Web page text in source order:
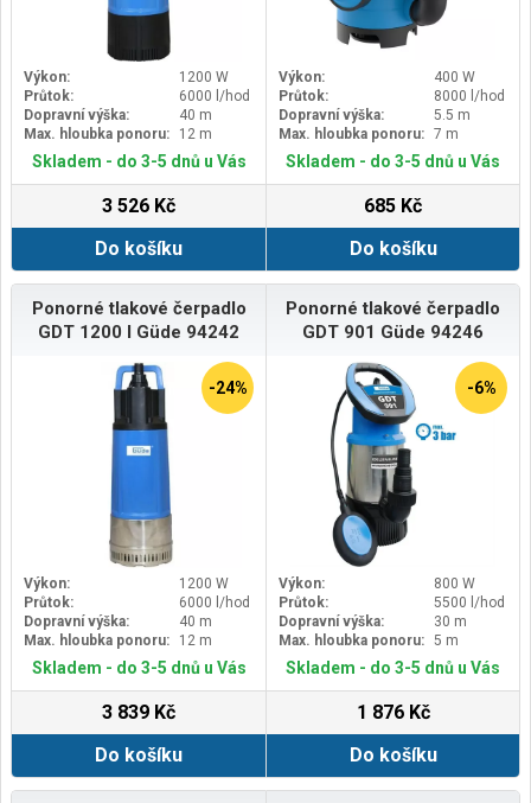
Výkon:
1200 W
Průtok:
6000 l/hod
Dopravní výška:
40 m
Max. hloubka ponoru:
12 m
Skladem - do 3-5 dnů u Vás
3 526 Kč
Do košíku
Výkon:
400 W
Průtok:
8000 l/hod
Dopravní výška:
5.5 m
Max. hloubka ponoru: 7 m
Skladem - do 3-5 dnů u Vás
685 Kč
Do košíku
Ponorné tlakové čerpadlo
GDT 1200 I Güde 94242
-24%
Výkon:
1200 W
Průtok:
6000 l/hod
Dopravní výška:
40 m
Max. hloubka ponoru:
12 m
Skladem - do 3-5 dnů u Vás
3 839 Kč
Do košíku
Ponorné tlakové čerpadlo
GDT 901 Güde 94246
-6%
Výkon:
800 W
Průtok:
5500 l/hod
Dopravní výška:
30 m
Max. hloubka ponoru: 5 m
Skladem - do 3-5 dnů u Vás
1 876 Kč
Do košíku